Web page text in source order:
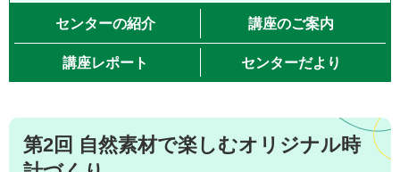
センターの紹介 講座のご案内
講座レポート センターだより
第2回 自然素材で楽しむオリジナル時